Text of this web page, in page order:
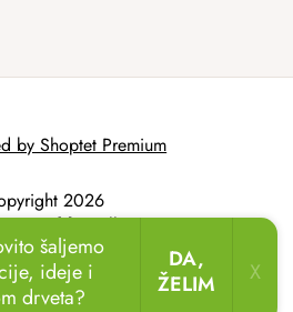
Drvene ležaljke
sada uz popust
by Shoptet Premium
2026
. All
reserved.
šaljemo
ideje i
drveta?
DA,
ŽELIM
X